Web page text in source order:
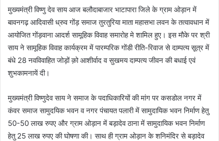
मुख्यमंत्री विष्णु देव साय आज बलौदाबाजार भाटापारा जिले के ग्राम ओड़ान में
बावनगढ़ आदिवासी ध्रुव गोंड़ समाज तुरतुरिया माता महासभा लवन के तत्वावधान में
आयोजित गोंड़वाना आदर्श सामूहिक विवाह समारोह मे शामिल हुए। इस मौके पर श्री
साय ने सामूहिक विवाह कार्यक्रम में पारम्परिक गोंडी रीति-रिवाज से दाम्पत्य सूत्र में
बंधे 28 नवविवाहित जोड़ों क़ो आशीर्वाद व सुखमय दाम्पत्य जीवन की बधाई एवं
शुभकामनायें दी।
मुख्यमंत्री विष्णुदेव साय ने समाज के पदाधिकारियों की मांग पर कसडोल नगर में
कंवर समाज सामुदयिक भवन व नगर पंचायत पलारी में सामुदायिक भवन निर्माण हेतु
50-50 लाख रुपए और ग्राम ओड़ान में बड़ादेव ठाना में सामुदायिक भवन निर्माण
हेतु 25 लाख रुपए की घोषणा की। साथ ही ग्राम ओड़ान के शनिमंदिर से बड़ादेव